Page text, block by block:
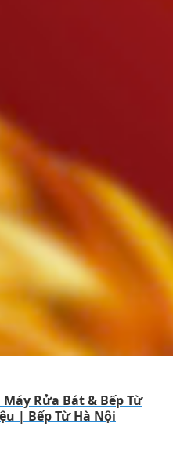
Rửa Bát & Bếp Từ
| Bếp Từ Hà Nội